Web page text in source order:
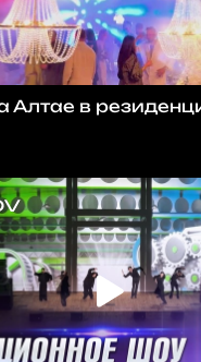
Алтае в